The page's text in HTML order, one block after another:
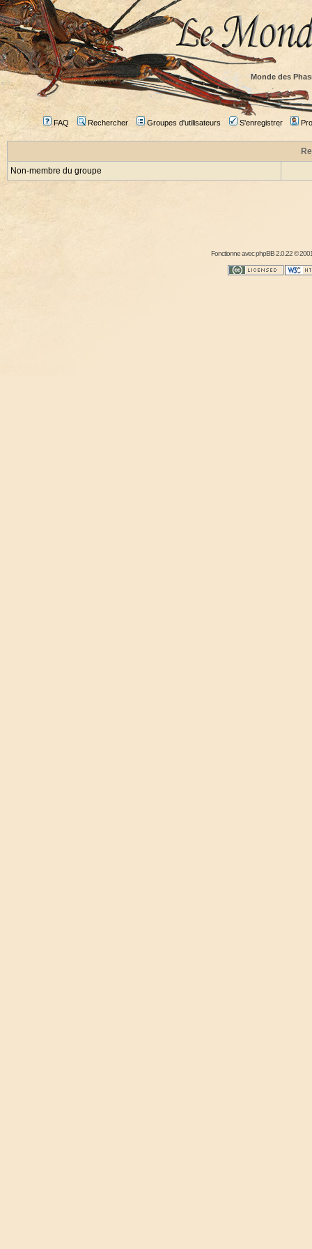
Monde des
FAQ Rechercher Groupes d'utilisateurs S'enregistrer
Non-membre du groupe
Fonctionne avecphpBB2.0.22 ©